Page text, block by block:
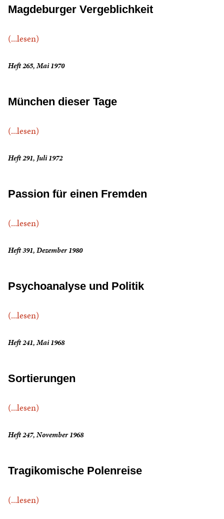
Magdeburger Vergeblichkeit
(...lesen)
Heft 265, Mai 1970
München dieser Tage
(...lesen)
Heft 291, Juli 1972
Passion für einen Fremden
(...lesen)
Heft 391, Dezember 1980
Psychoanalyse und Politik
(...lesen)
Heft 241, Mai 1968
Sortierungen
(...lesen)
Heft 247, November 1968
Tragikomische Polenreise
(...lesen)